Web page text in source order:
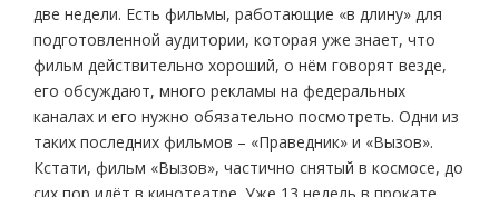
две недели. Есть фильмы, работающие «в длину» для
подготовленной аудитории, которая уже знает, что
фильм действительно хороший, о нём говорят везде,
его обсуждают, много рекламы на федеральных
каналах и его нужно обязательно посмотреть. Одни из
таких последних фильмов – «Праведник» и «Вызов».
Кстати, фильм «Вызов», частично снятый в космосе, до